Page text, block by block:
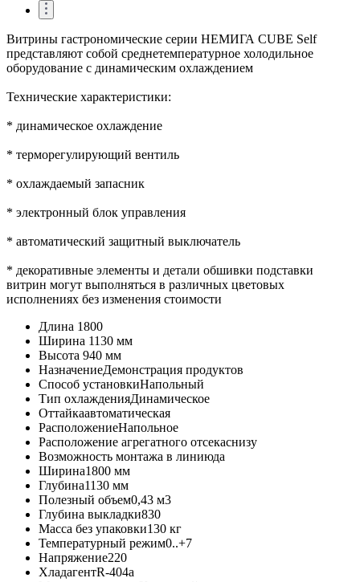
Витрины гастрономические серии НЕМИГА CUBE Self
представляют собой среднетемпературное холодильное
оборудование с динамическим охлаждением
Технические характеристики:
* динамическое охлаждение
* терморегулирующий вентиль
* охлаждаемый запасник
* электронный блок управления
* автоматический защитный выключатель
* декоративные элементы и детали обшивки подставки
витрин могут выполняться в различных цветовых
исполнениях без изменения стоимости
Длина 1800
Ширина 1130 мм
Высота 940 мм
НазначениеДемонстрация продуктов
Способ установкиНапольный
Тип охлажденияДинамическое
Оттайкаавтоматическая
РасположениеНапольное
Расположение агрегатного отсекаснизу
Возможность монтажа в линиюда
Ширина1800 мм
Глубина1130 мм
Полезный объем0,43 м3
Глубина выкладки830
Масса без упаковки130 кг
Температурный режим0..+7
Напряжение220
ХладагентR-404a